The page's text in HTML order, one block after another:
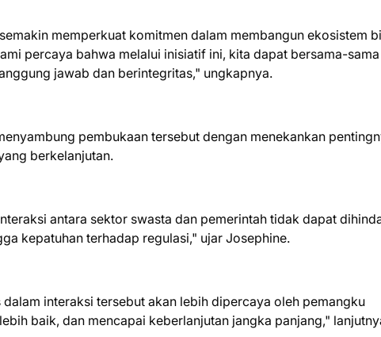
memperkuat komitmen dalam membangun ekosistem
percaya bahwa melalui inisiatif ini, kita dapat bersama-sama
jawab dan berintegritas," ungkapnya.
pembukaan tersebut dengan menekankan
berkelanjutan.
antara sektor swasta dan pemerintah tidak dapat
kepatuhan terhadap regulasi," ujar Josephine.
interaksi tersebut akan lebih dipercaya oleh pemangku
baik, dan mencapai keberlanjutan jangka panjang,"